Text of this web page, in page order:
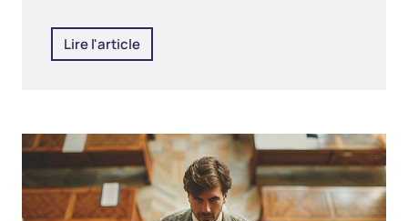
Lire l'article